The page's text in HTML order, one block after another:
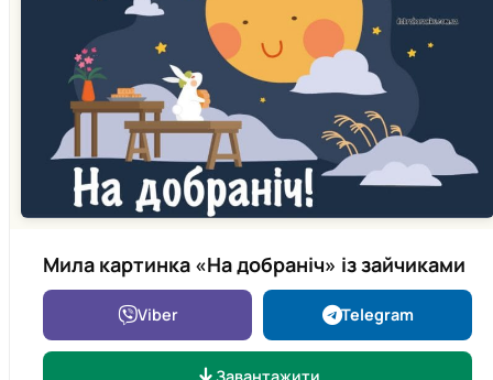
Мила картинка «На добраніч» із зайчиками
Viber Telegram